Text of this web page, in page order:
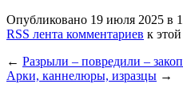
Опубликовано 19 июля 2025 в
RSS лента комментариев к
← Разрыли – повредили –
Арки, каннелюры, изразцы →